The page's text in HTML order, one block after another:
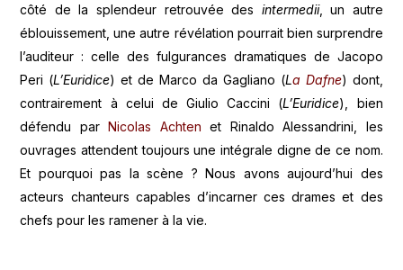
côté de la splendeur retrouvée des intermedii, un autre
éblouissement, une autre révélation pourrait bien surprendre
l’auditeur : celle des fulgurances dramatiques de Jacopo
Peri (L’Euridice) et de Marco da Gagliano (La Dafne) dont,
contrairement à celui de Giulio Caccini (L’Euridice), bien
défendu parNicolas Achten et Rinaldo Alessandrini, les
ouvrages attendent toujours une intégrale digne de ce nom.
Et pourquoi pas la scène ? Nous avons aujourd’hui des
acteurs chanteurs capables d’incarner ces drames et des
chefs pour les ramener à la vie.